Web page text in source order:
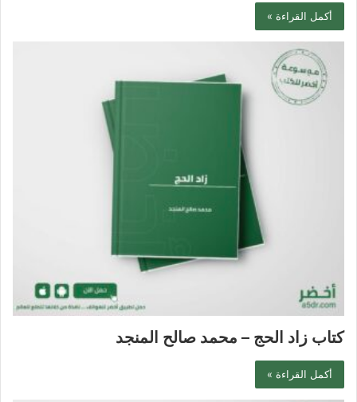
أكمل القراءة »
كتاب زاد الحج – محمد صالح المنجد
أكمل القراءة »